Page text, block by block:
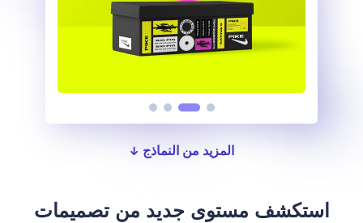
المزيد من النماذج
استكشف مستوى جديد من تصميمات